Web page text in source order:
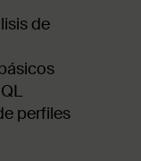
de
perfiles